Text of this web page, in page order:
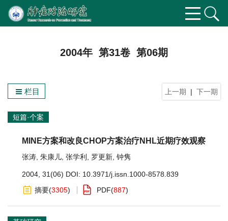
2004年 第31卷 第06期
上一期 | 下一期
栏目
短篇·个案
MINE方案和改良CHOP方案治疗NHL近期疗效观察
张涛 朱康儿 张学利 罗更新 钟隽
2004, 31(06) DOI: 10.3971/j.issn.1000-8578.839
摘要(3305) PDF(887)